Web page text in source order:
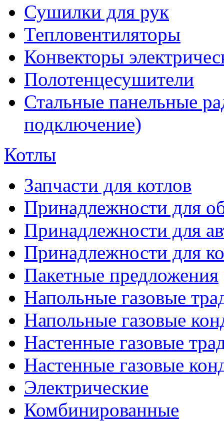
Сушилки для рук
Тепловентиляторы
Конвекторы
Полотенцесушители
Стальные панельные
подключение)
Котлы
Запчасти для котлов
Принадлежности для
Принадлежности для
Принадлежности для
Пакетные предложения
Напольные газовые
Напольные газовые
Настенные газовые
Настенные газовые
Электрические
Комбинированные